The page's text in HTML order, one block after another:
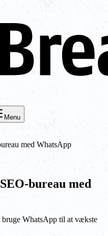
Menu
med WhatsApp
bureau med
bruge WhatsApp til at vækste